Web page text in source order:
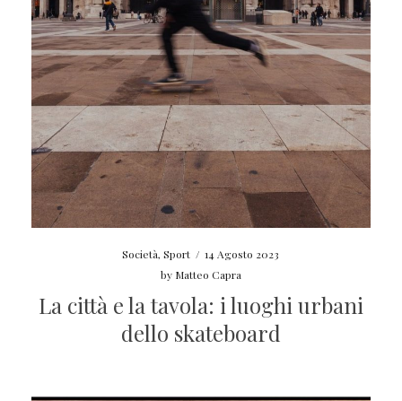
Società,Sport / 14 Agosto 2023
by Matteo Capra
La città e la tavola: i luoghi urbani
dello skateboard